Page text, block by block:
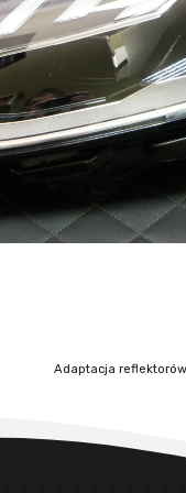
Adaptacja reflektorów